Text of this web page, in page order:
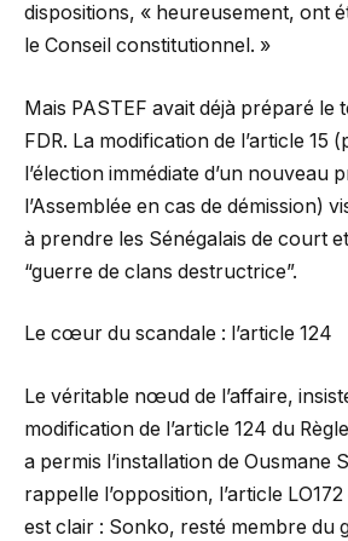
dispositions, « heureusement, ont
le Conseil constitutionnel. »
Mais PASTEF avait déjà préparé le
FDR. La modification de l’article 15
l’élection immédiate d’un nouveau
l’Assemblée en cas de démission)
à prendre les Sénégalais de court
“guerre de clans destructrice”.
Le cœur du scandale : l’article 124
Le véritable nœud de l’affaire,
modification de l’article 124 du
a permis l’installation de Ousmane
rappelle l’opposition, l’article
est clair : Sonko, resté membre du